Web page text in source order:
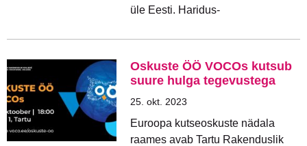
üle Eesti. Haridus-
Oskuste ÖÖ VOCOs kutsub
suure hulga tegevustega
25. okt. 2023
Euroopa kutseoskuste nädala
raames avab Tartu Rakenduslik